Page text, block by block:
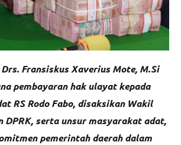
Fransiskus Xaverius Mote, M.Si
pembayaran hak ulayat kepada
RS Rodo Fabo, disaksikan Wakil
DPRK, serta unsur masyarakat adat,
pemerintah daerah dalam